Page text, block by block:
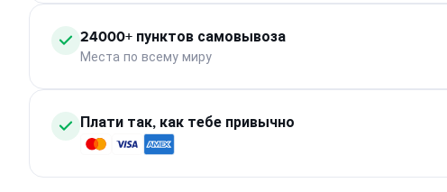
24000+ пунктов самовывоза
Места по всему миру
Плати так, как тебе привычно